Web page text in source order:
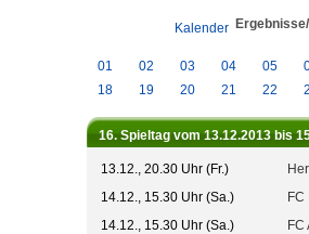
Kalender
01 02 03 04 05
18
19 20 21 22
16. Spieltag vom 13.12.2013 bis
13.12., 20.30 Uhr (Fr.)
14.12., 15.30 Uhr (Sa.)
14.12., 15.30 Uhr (Sa.)
FC